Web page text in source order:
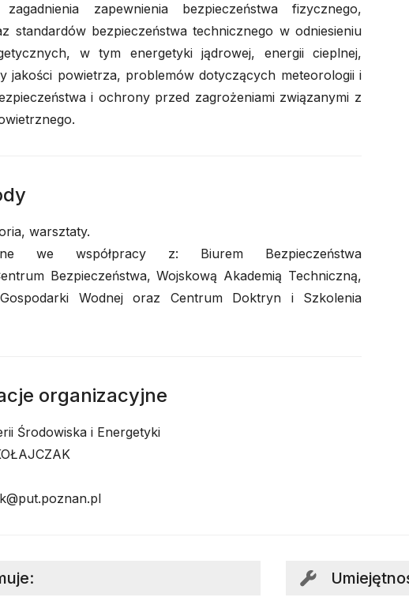
zapewnienia bezpieczeństwa fizycznego,
standardów bezpieczeństwa technicznego w odniesieniu
w tym energetyki jądrowej, energii cieplnej,
jakości powietrza, problemów dotyczących meteorologii i
i ochrony przed zagrożeniami związanymi z
warsztaty.
we współpracy z: Biurem Bezpieczeństwa
Bezpieczeństwa, Wojskową Akademią Techniczną,
Wodnej oraz Centrum Doktryn i Szkolenia
organizacyjne
Środowiska i Energetyki
: